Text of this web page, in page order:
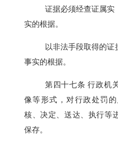
证据必须经查证属实
实的根据。
以非法手段取得的
事实的根据。
第四十七条 行政机
像等形式，对行政处罚
核、决定、送达、执行等
保存。